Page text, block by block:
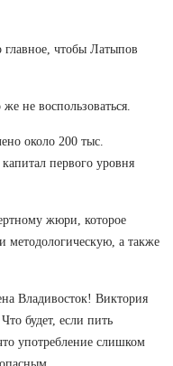
чтобы Латыпов
не воспользоваться.
около 200 тыс.
первого уровня
жюри, которое
методологическую, а также
Владивосток! Виктория
будет, если пить
употребление слишком